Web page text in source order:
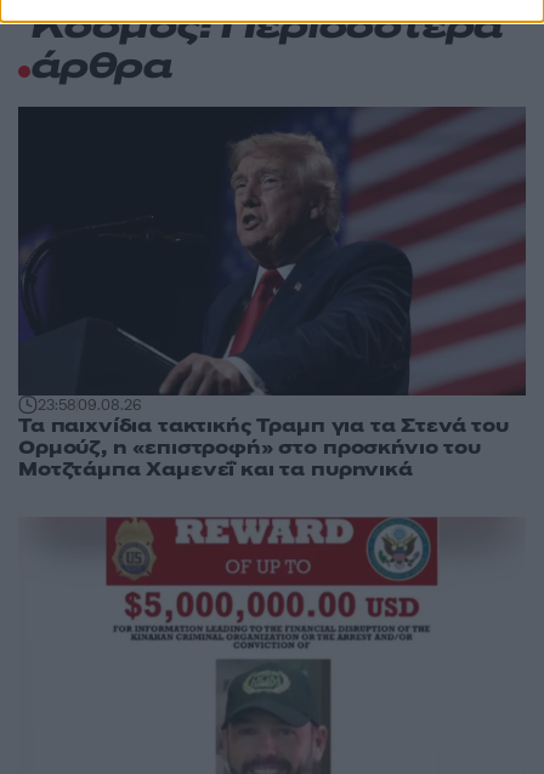
Κόσμος: Περισσότερα
άρθρα
23:5809.08.26
Τα παιχνίδια τακτικής Τραμπ για τα Στενά του
Ορμούζ, η «επιστροφή» στο προσκήνιο του
Μοτζτάμπα Χαμενεΐ και τα πυρηνικά